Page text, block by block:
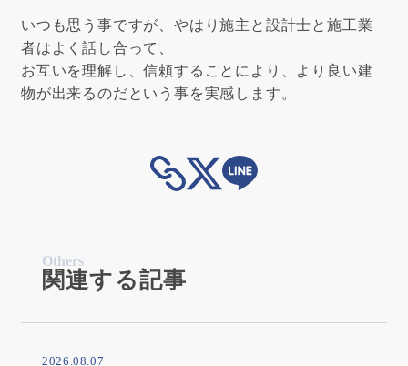
いつも思う事ですが、やはり施主と設計士と施工業
者はよく話し合って、
お互いを理解し、信頼することにより、より良い建
物が出来るのだという事を実感します。
Others
関連する記事
2026.08.07